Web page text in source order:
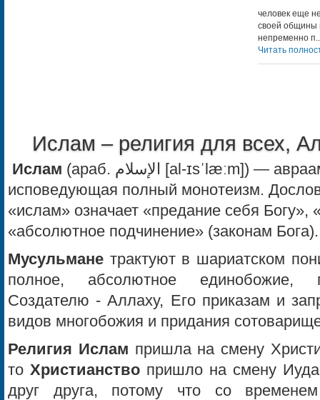
человек еще
своей общины
непременно
Читать
Ислам – религия для всех,
Ислам (араб. الإسلام‎‎ [al-ɪsˈlæːm]) — авраамическая религия
исповедующая полный монотеизм.
«ислам» означает «предание себя Богу»,
«абсолютное подчинение» (законам Бога).
Мусульмане трактуют в шариатском
полное, абсолютное единобожие,
Создателю - Аллаху, Его приказам и
видов многобожия и придания
Религия Ислам пришла на смену
то Христианство пришло на смену
друг друга, потому что со